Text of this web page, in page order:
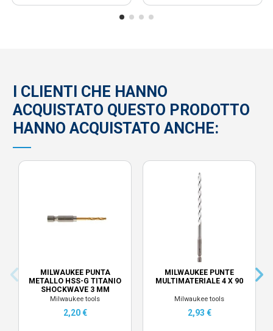
I CLIENTI CHE HANNO
ACQUISTATO QUESTO PRODOTTO
HANNO ACQUISTATO ANCHE:
MILWAUKEE PUNTA
METALLO HSS-G TITANIO
SHOCKWAVE 3 MM
Milwaukee tools
2,20 €
MILWAUKEE PUNTE
MULTIMATERIALE 4 X 90
Milwaukee tools
2,93 €